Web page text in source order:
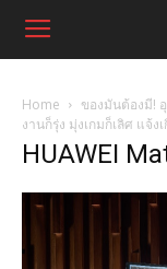
Home
ของมันต้องมี!
งานก็รุ่ง มุ่งเกมก็เลิศ แจ้
HUAWEI